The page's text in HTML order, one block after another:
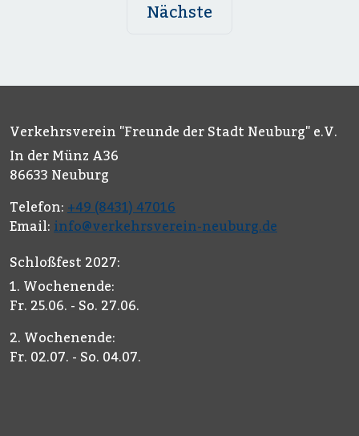
Nächste
Verkehrsverein "Freunde der Stadt Neuburg" e.V.
In der Münz A36
86633 Neuburg
Telefon: +49 (8431) 47016
Email: info@verkehrsverein-neuburg.de
Schloßfest 2027:
1. Wochenende:
Fr. 25.06. - So. 27.06.
2. Wochenende:
Fr. 02.07. - So. 04.07.